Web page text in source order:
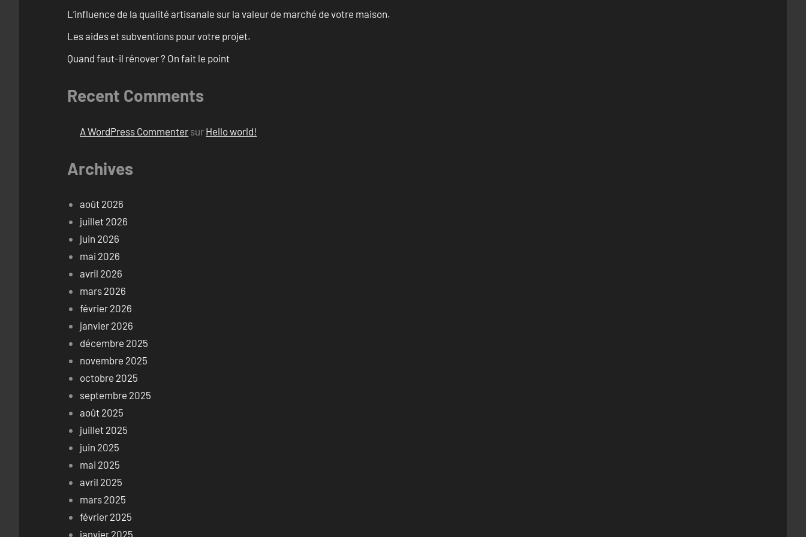
L’influence de la qualité artisanale sur la valeur de marché de votre maison.
Les aides et subventions pour votre projet.
Quand faut-il rénover ? On fait le point
Recent Comments
A WordPress Commenter sur Hello world!
Archives
août 2026
juillet 2026
juin 2026
mai 2026
avril 2026
mars 2026
février 2026
janvier 2026
décembre 2025
novembre 2025
octobre 2025
septembre 2025
août 2025
juillet 2025
juin 2025
mai 2025
avril 2025
mars 2025
février 2025
janvier 2025